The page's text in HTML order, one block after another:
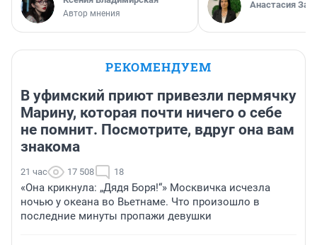
Автор мнения
Анастасия
РЕКОМЕНДУЕМ
В уфимский приют привезли пермячку
Марину, которая почти ничего о себе
не помнит. Посмотрите, вдруг она вам
знакома
21 час 17 508 18
«Она крикнула: „Дядя Боря!“» Москвичка исчезла
ночью у океана во Вьетнаме. Что произошло в
последние минуты пропажи девушки